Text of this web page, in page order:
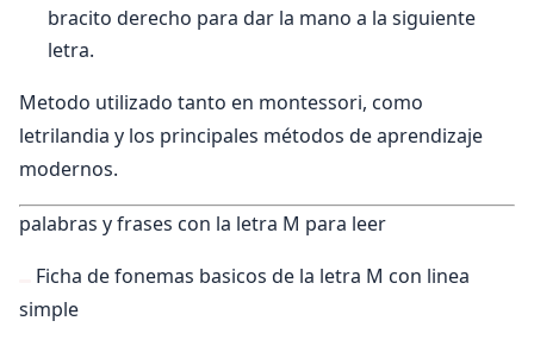
bracito derecho para dar la mano a la siguiente
letra.
Metodo utilizado tanto en montessori, como
letrilandia y los principales métodos de aprendizaje
modernos.
palabras y frases con la letra M para leer
Ficha de fonemas basicos de la letra M con linea
simple